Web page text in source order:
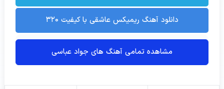
دانلود آهنگ ریمیکس عاشقی با کیفیت ۳۲۰
مشاهده تمامی آهنگ های جواد عباسی